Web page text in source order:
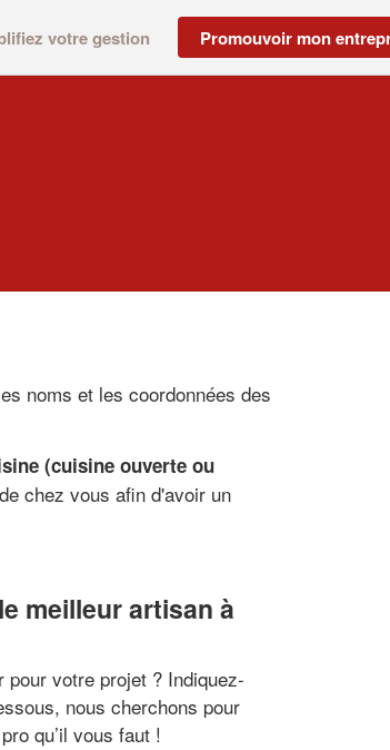
votre gestion Promouvoir mon
noms et les coordonnées des
(cuisine ouverte ou
chez vous afin d'avoir un
meilleur artisan à
votre projet ? Indiquez-
nous cherchons pour
qu’il vous faut !